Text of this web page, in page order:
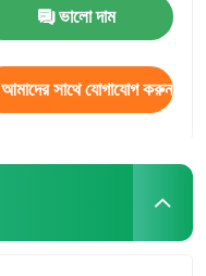
ভালো দাম
আমাদের সাথে যোগাযোগ করুন